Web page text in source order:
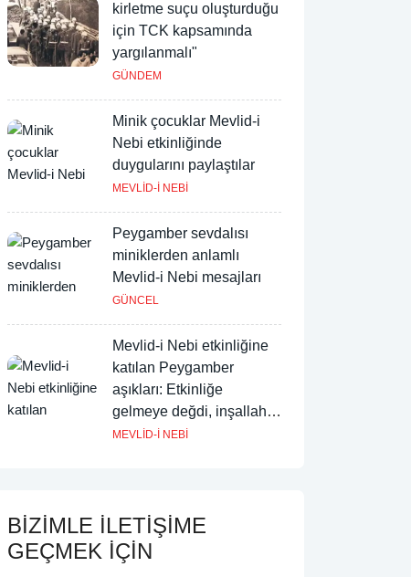
kirletme suçu oluşturduğu
için TCK kapsamında
yargılanmalı"
GÜNDEM
Minik çocuklar Mevlid-i
Nebi etkinliğinde
duygularını paylaştılar
MEVLİD-İ NEBİ
Peygamber sevdalısı
miniklerden anlamlı
Mevlid-i Nebi mesajları
GÜNCEL
Mevlid-i Nebi etkinliğine
katılan Peygamber
aşıkları: Etkinliğe
gelmeye değdi, inşallah
devamı gelir
MEVLİD-İ NEBİ
BİZİMLE İLETİŞİME
GEÇMEK İÇİN